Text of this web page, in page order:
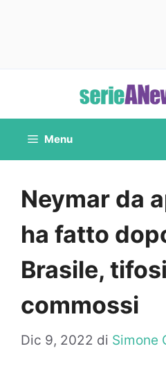
contenuto
Menu
Neymar da
ha fatto
Brasile, tifosi
commossi
Dic 9, 2022 di Simone